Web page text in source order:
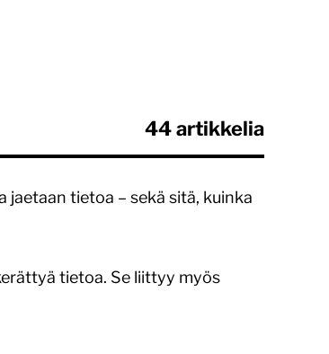
44 artikkelia
tietoa – sekä sitä, kuinka
tietoa. Se liittyy myös